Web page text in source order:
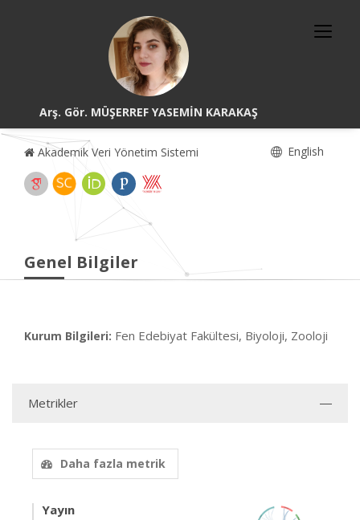
Arş. Gör. MÜŞERREF YASEMİN KARAKAŞ
Akademik Veri Yönetim Sistemi English
Genel Bilgiler
Kurum Bilgileri: Fen Edebiyat Fakültesi, Biyoloji, Zooloji
Metrikler
Daha fazla metrik
Yayın